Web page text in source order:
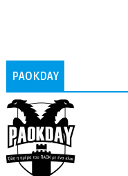
PAOKDAY